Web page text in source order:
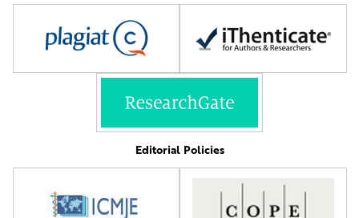
Editorial Policies